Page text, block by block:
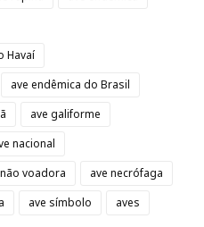
Havaí
ave endêmica do Brasil
ave galiforme
nacional
voadora
ave necrófaga
ave símbolo
aves